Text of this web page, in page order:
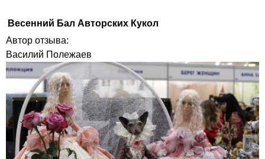
Весенний Бал Авторских Кукол
Автор отзыва:
Василий Полежаев